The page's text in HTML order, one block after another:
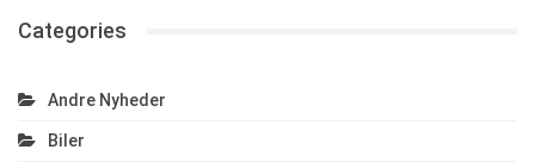
Categories
Andre Nyheder
Biler